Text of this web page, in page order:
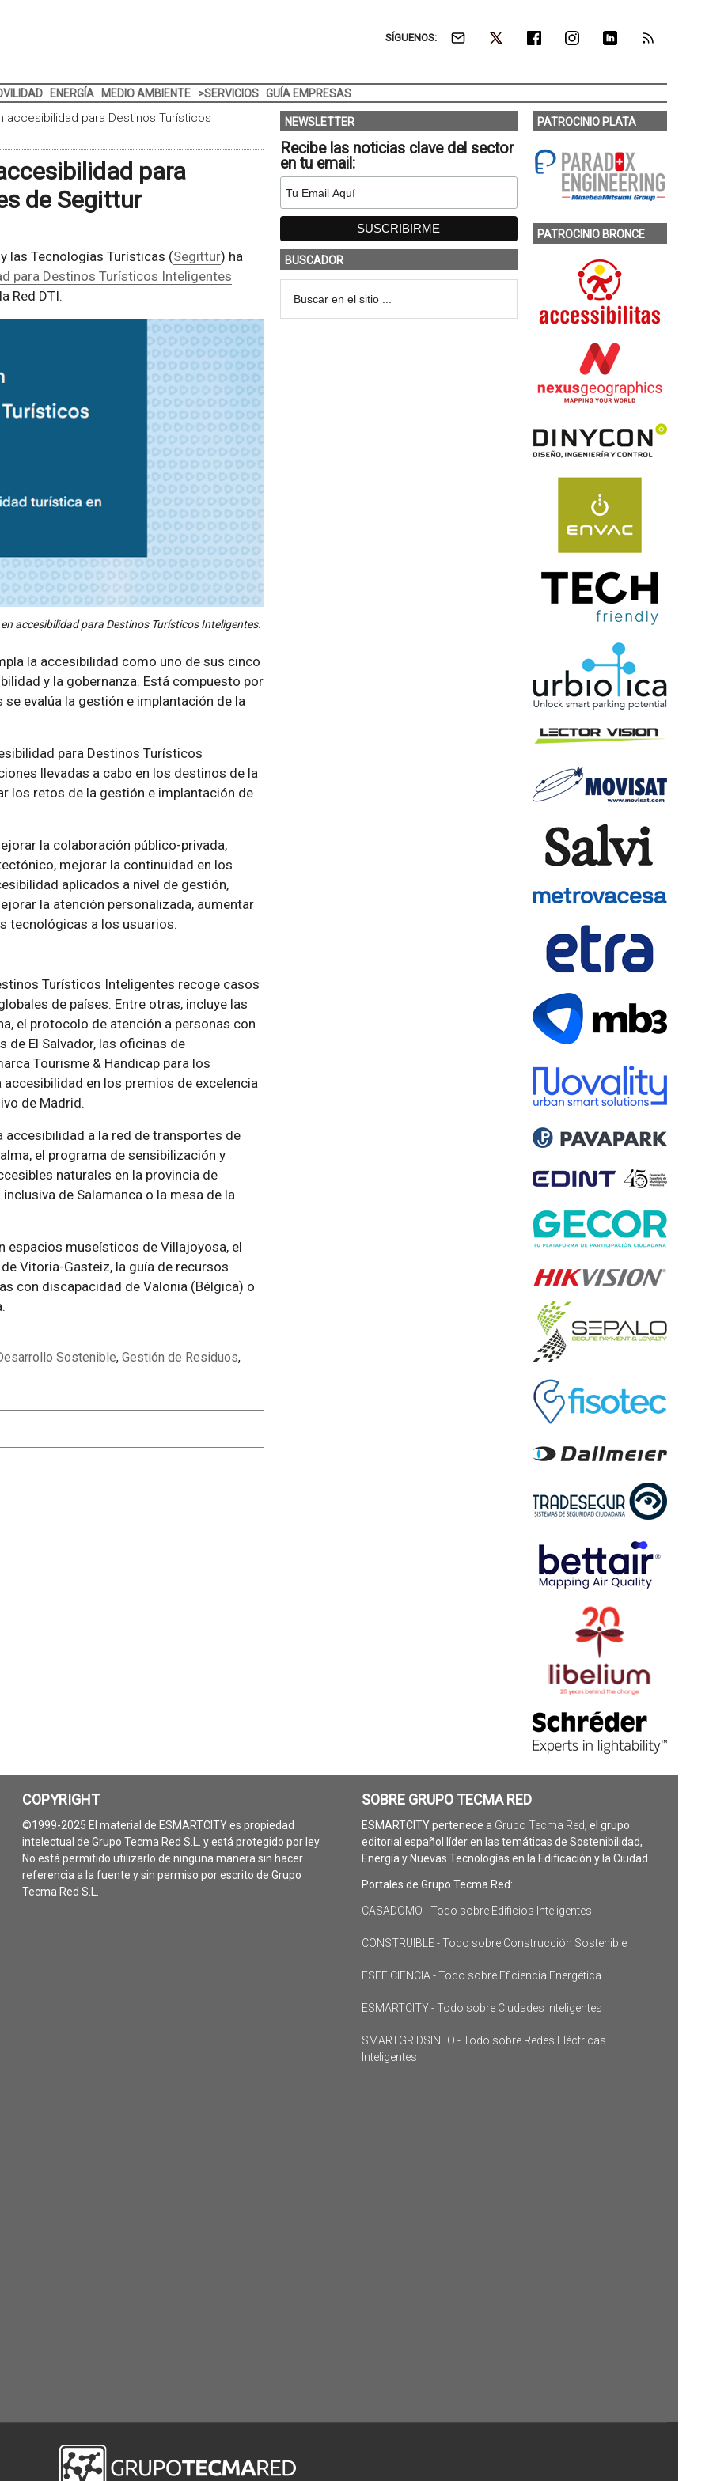
SÍGUENOS:
ENERGÍA MEDIO AMBIENTE >SERVICIOS GUÍA EMPRESAS
accesibilidad para Destinos Turísticos
para
de Segittur
las Tecnologías Turísticas (Segittur) ha
para Destinos Turísticos Inteligentes
Red DTI.
accesibilidad para Destinos Turísticos Inteligentes.
la accesibilidad como uno de sus cinco
y la gobernanza. Está compuesto por
evalúa la gestión e implantación de la
para Destinos Turísticos
llevadas a cabo en los destinos de la
los retos de la gestión e implantación de
la colaboración público-privada,
mejorar la continuidad en los
aplicados a nivel de gestión,
la atención personalizada, aumentar
tecnológicas a los usuarios.
Turísticos Inteligentes recoge casos
de países. Entre otras, incluye las
el protocolo de atención a personas con
de El Salvador, las oficinas de
Tourisme & Handicap para los
en los premios de excelencia
de Madrid.
a la red de transportes de
el programa de sensibilización y
naturales en la provincia de
de Salamanca o la mesa de la
espacios museísticos de Villajoyosa, el
Vitoria-Gasteiz, la guía de recursos
con discapacidad de Valonia (Bélgica) o
Sostenible, Gestión de Residuos,
NEWSLETTER
Recibe las noticias clave del sector
en tu email:
BUSCADOR
PATROCINIO PLATA
PATROCINIO BRONCE
COPYRIGHT
©1999-2025 El material de ESMARTCITY es propiedad
intelectual de Grupo Tecma Red S.L. y está protegido por ley.
No está permitido utilizarlo de ninguna manera sin hacer
referencia a la fuente y sin permiso por escrito de Grupo
Tecma Red S.L.
SOBRE GRUPO TECMA RED
ESMARTCITY pertenece a Grupo Tecma Red, el grupo
editorial español líder en las temáticas de Sostenibilidad,
Energía y Nuevas Tecnologías en la Edificación y la Ciudad.
Portales de Grupo Tecma Red:
CASADOMO - Todo sobre Edificios Inteligentes
CONSTRUIBLE - Todo sobre Construcción Sostenible
ESEFICIENCIA - Todo sobre Eficiencia Energética
ESMARTCITY - Todo sobre Ciudades Inteligentes
SMARTGRIDSINFO - Todo sobre Redes Eléctricas
Inteligentes